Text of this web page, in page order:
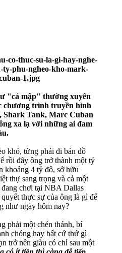
"cá mập" thường xuyên
chương trình truyền hình
Shark Tank, Marc Cuban
xa lạ với những ai đam
khó, từng phải đi bán đồ
rồi đây ông trở thành một tỷ
khoảng 4 tỷ đô, sở hữu
thự sang trọng và cả một
chơi tại NBA Dallas
thực sự của ông là gì để
như ngày hôm nay?
phải một chén thánh, bí
chóng hay bất cứ thứ gì
trở nên giàu có chỉ sau một